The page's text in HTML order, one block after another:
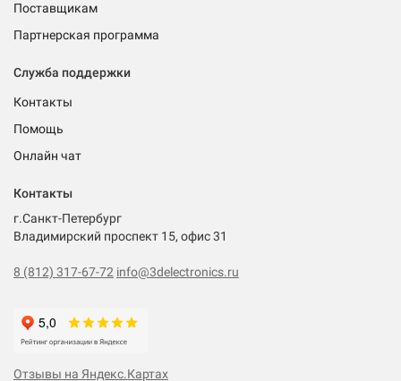
Поставщикам
Партнерская программа
Служба поддержки
Контакты
Помощь
Онлайн чат
Контакты
г.Санкт-Петербург
Владимирский проспект 15, офис 31
8 (812) 317-67-72 info@3delectronics.ru
Отзывы на Яндекс.Картах